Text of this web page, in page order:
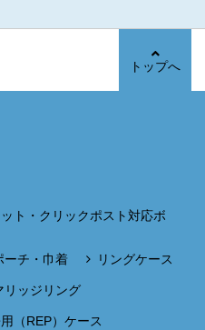
トップへ
ト・クリックポスト対応ボ
ーチ・巾着 リングケース
リッジリング
（REP）ケース